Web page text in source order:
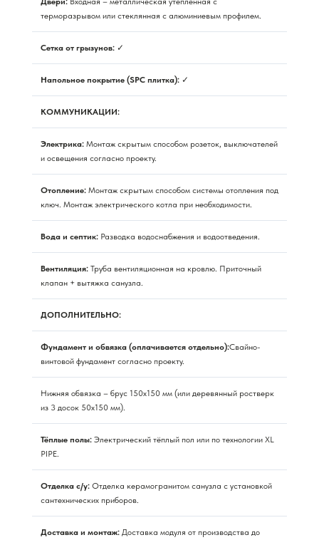
терморазрывом или стеклянная с алюминиевым профилем.
Сетка от грызунов: ✓
Напольное покрытие (SPC плитка): ✓
КОММУНИКАЦИИ:
Электрика: Монтаж скрытым способом розеток, выключателей
и освещения согласно проекту.
Отопление: Монтаж скрытым способом системы отопления под
ключ. Монтаж электрического котла при необходимости.
Вода и септик: Разводка водоснабжения и водоотведения.
Вентиляция: Труба вентиляционная на кровлю. Приточный
клапан + вытяжка санузла.
ДОПОЛНИТЕЛЬНО:
Фундамент и обвязка (оплачивается отдельно):Свайно-
винтовой фундамент согласно проекту.
Нижняя обвязка – брус 150х150 мм (или деревянный ростверк
из 3 досок 50х150 мм).
Тёплые полы: Электрический тёплый пол или по технологии XL
PIPE.
Отделка с/у: Отделка керамогранитом санузла с установкой
сантехнических приборов.
Доставка и монтаж: Доставка модуля от производства до